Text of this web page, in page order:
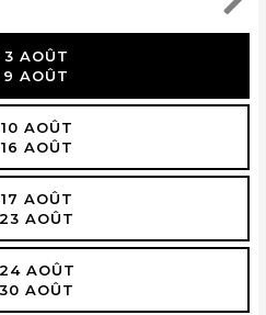
3 AOÛT
AOÛT
AOÛT
AOÛT
AOÛT
AOÛT
AOÛT
AOÛT